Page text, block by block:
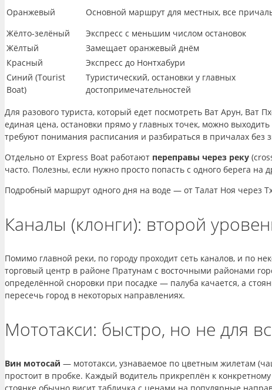
Оранжевый
Основной маршрут для местных, все
Жёлто-зелёный
Экспресс с меньшим числом остановок
Жёлтый
Замещает оранжевый днём
Красный
Экспресс до Нонтхабури
Синий (Tourist
Boat)
Туристический, остановки у главных
достопримечательностей
Для разового туриста, который едет посмотреть Ват Арун,
единая цена, остановки прямо у главных точек, можно
требуют понимания расписания и разбираться в причалах без
Отдельно от Express Boat работают переправы через реку
часто. Полезны, если нужно просто попасть с одного берега на
Подробный маршрут одного дня на воде — от Талат Ноя через
Каналы (клонги): второй
Помимо главной реки, по городу проходит сеть каналов, и по
торговый центр в районе Пратунам с восточными районами
определённой сноровки при посадке — палуба качается, а
пересечь город в некоторых направлениях.
Мототакси: быстро, но не для
Вин мотосай — мототакси, узнаваемое по цветным жилетам
простоит в пробке. Каждый водитель прикреплён к